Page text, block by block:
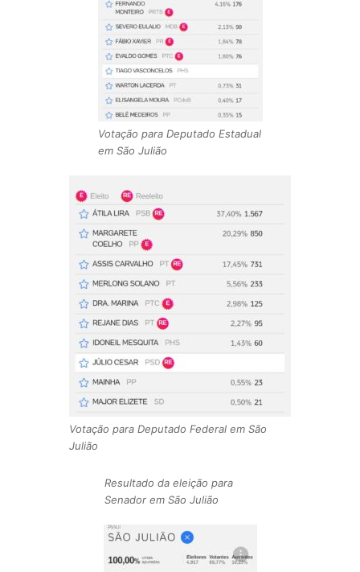
Votação para Deputado Estadual
em São Julião
Votação para Deputado Federal em São
Julião
Resultado da eleição para
Senador em São Julião